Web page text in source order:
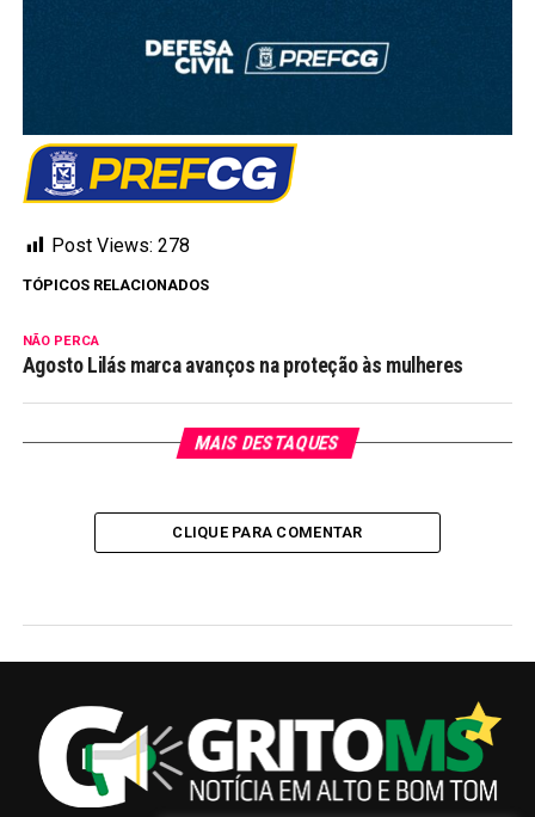
Post Views: 278
TÓPICOS RELACIONADOS
NÃO PERCA
Agosto Lilás marca avanços na proteção às mulheres
MAIS DESTAQUES
CLIQUE PARA COMENTAR